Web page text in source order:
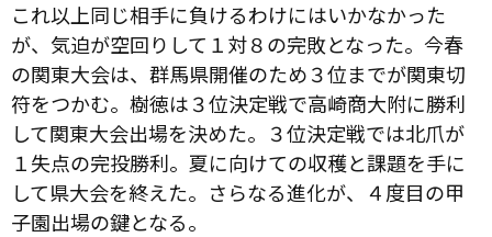
これ以上同じ相手に負けるわけにはいかなかった
が、気迫が空回りして１対８の完敗となった。今春
の関東大会は、群馬県開催のため３位までが関東切
符をつかむ。樹徳は３位決定戦で高崎商大附に勝利
して関東大会出場を決めた。３位決定戦では北爪が
１失点の完投勝利。夏に向けての収穫と課題を手に
して県大会を終えた。さらなる進化が、４度目の甲
子園出場の鍵となる。